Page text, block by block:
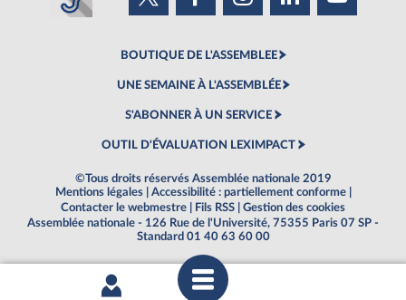
BOUTIQUE DE L'ASSEMBLEE
UNE SEMAINE À L'ASSEMBLÉE
S'ABONNER À UN SERVICE
OUTIL D'ÉVALUATION LEXIMPACT
©Tous droits réservés Assemblée nationale 2019
Mentions légales
Accessibilité : partiellement conforme
Contacter le webmestre
Fils RSS
Gestion des cookies
Assemblée nationale - 126 Rue de l'Université, 75355 Paris 07 SP -
Standard 01 40 63 60 00